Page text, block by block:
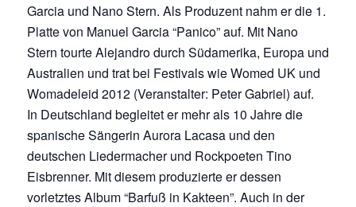
Garcia und Nano Stern. Als Produzent nahm er die 1.
Platte von Manuel Garcia “Panico” auf. Mit Nano
Stern tourte Alejandro durch Südamerika, Europa und
Australien und trat bei Festivals wie Womed UK und
Womadeleid 2012 (Veranstalter: Peter Gabriel) auf.
In Deutschland begleitet er mehr als 10 Jahre die
spanische Sängerin Aurora Lacasa und den
deutschen Liedermacher und Rockpoeten Tino
Eisbrenner. Mit diesem produzierte er dessen
vorletztes Album “Barfuß in Kakteen”. Auch in der